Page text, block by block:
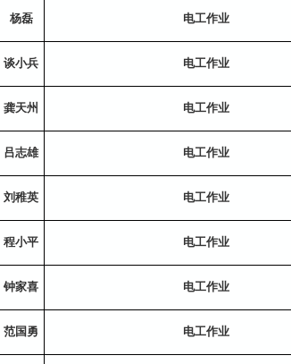
杨磊 电工作业
谈小兵 电工作业
龚天州 电工作业
吕志雄 电工作业
刘稚英 电工作业
程小平 电工作业
钟家喜 电工作业
范国勇 电工作业